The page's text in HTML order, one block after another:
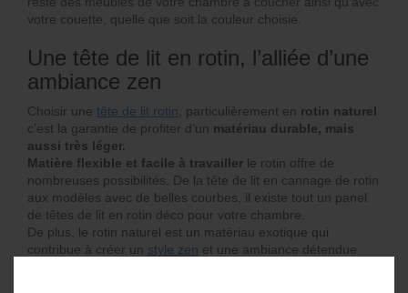
votre couette, quelle que soit la couleur choisie.
Une tête de lit en rotin, l’alliée d’une
ambiance zen
Choisir une tête de lit rotin , particulièrement en rotin naturel
c’est la garantie de profiter d’un matériau durable, mais
aussi très léger.
Matière flexible et facile à travailler le rotin offre de
nombreuses possibilités. De la tête de lit en cannage de rotin
aux modèles avec de belles courbes, il existe tout un panel
de têtes de lit en rotin déco pour votre chambre.
De plus, le rotin naturel est un matériau exotique qui
contribue à créer un style zen et une ambiance détendue